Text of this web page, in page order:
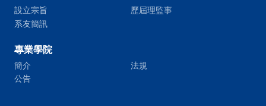
設立宗旨
歷屆理監事
系友簡訊
專業學院
簡介
法規
公告